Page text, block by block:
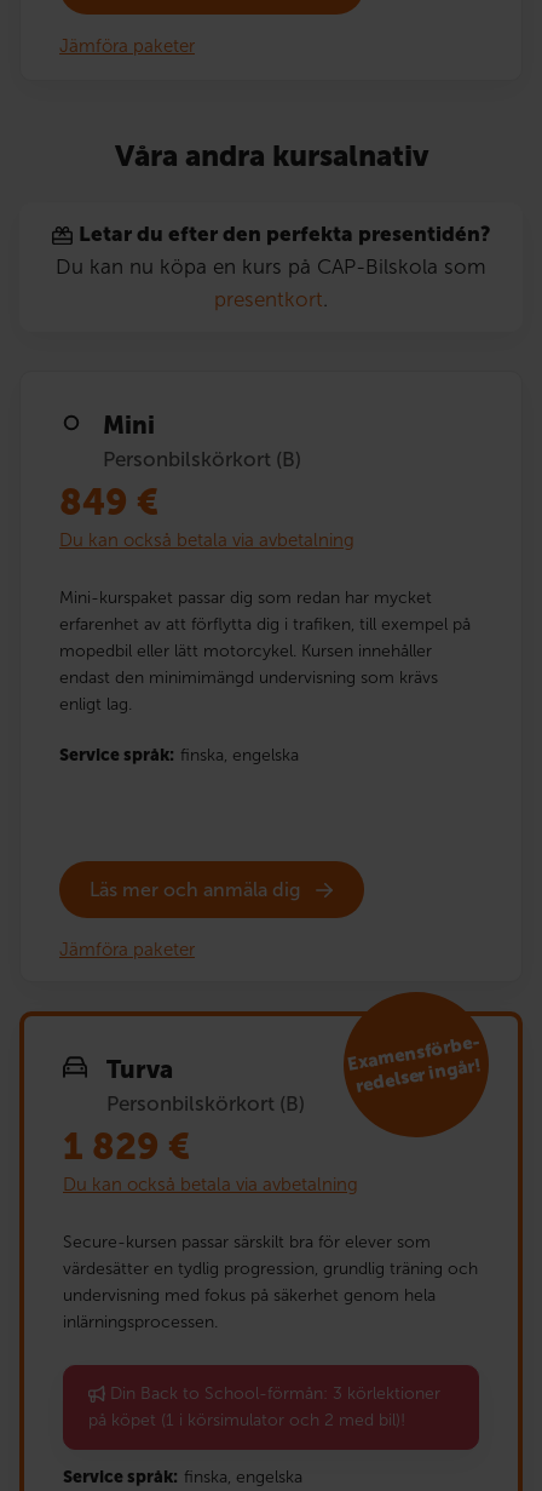
Jämföra paketer
Våra andra kursalnativ
Letar du efter den perfekta presentidén?
Du kan nu köpa en kurs på CAP-Bilskola som
presentkort
Mini
Personbilskörkort (B)
849 €
Du kan också betala via avbetalning
Mini-kurspaket passar dig som redan har mycket
erfarenhet av att förflytta dig i trafiken, till exempel på
mopedbil eller lätt motorcykel. Kursen innehåller
endast den minimimängd undervisning som krävs
enligt lag.
Service språk: finska, engelska
Läs mer och anmäla dig
Jämföra paketer
Turva
Personbilskörkort (B)
E
xa
mensförbe­
redelser ingår!
1 829 €
Du kan också betala via avbetalning
Secure-kursen passar särskilt bra för elever som
värdesätter en tydlig progression, grundlig träning och
undervisning med fokus på säkerhet genom hela
inlärningsprocessen.
Din Back to School-förmån: 3 körlektioner
på köpet (1 i körsimulator och 2 med bil)!
Service språk: finska, engelska